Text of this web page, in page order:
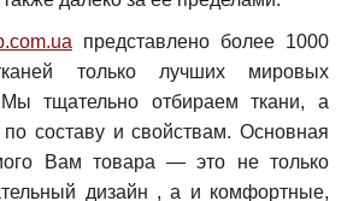
представлено более 1000
только лучших мировых
Мы тщательно отбираем ткани, а
составу и свойствам. Основная
Вам товара — это не только
дизайн , а и комфортные,